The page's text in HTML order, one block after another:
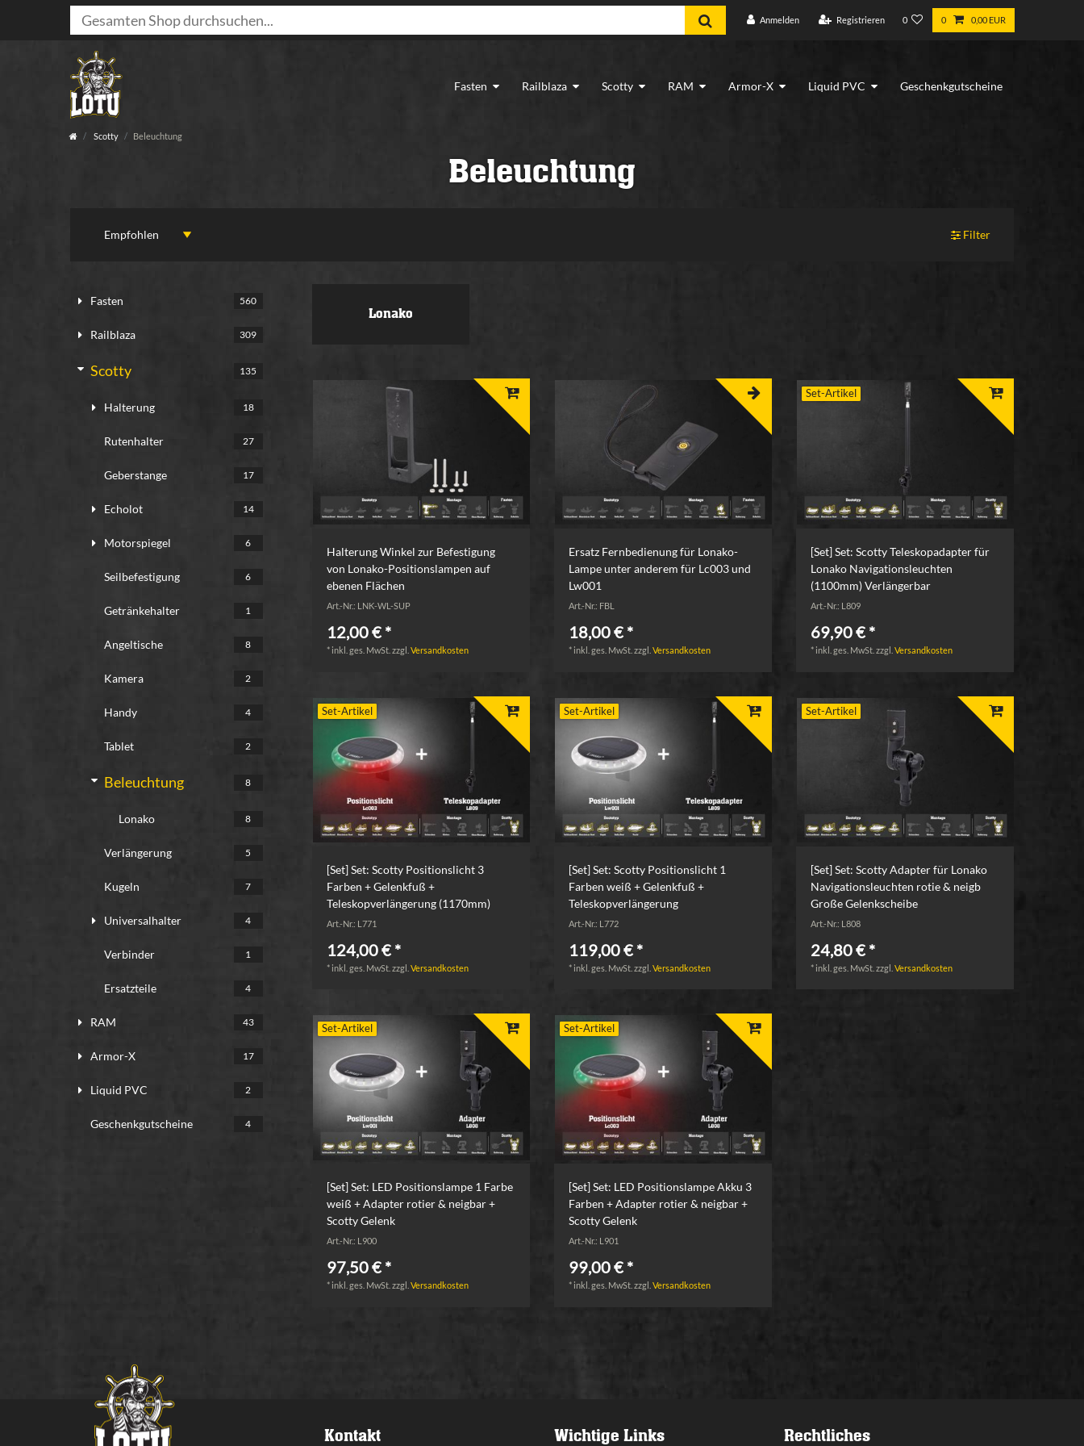
Anmelden Registrieren 0 0 0,00 EUR
Fasten Railblaza Scotty RAM Armor-X Liquid PVC Geschenkgutscheine
Scotty Beleuchtung
Beleuchtung
Filter
Fasten 560
Railblaza 309
Scotty 135
Halterung 18
Rutenhalter 27
Geberstange 17
Echolot 14
Motorspiegel 6
Seilbefestigung 6
Getränkehalter 1
Angeltische 8
Kamera 2
Handy 4
Tablet 2
Beleuchtung 8
Lonako 8
Verlängerung 5
Kugeln 7
Universalhalter 4
Verbinder 1
Ersatzteile 4
RAM 43
Armor-X 17
Liquid PVC 2
Geschenkgutscheine 4
Lonako
Halterung Winkel zur Befestigung
von Lonako-Positionslampen auf
ebenen Flächen
Art.-Nr.: LNK-WL-SUP
12,00 € *
* inkl. ges. MwSt. zzgl.Versandkosten
Ersatz Fernbedienung für Lonako-
Lampe unter anderem für Lc003 und
Lw001
Art.-Nr.: FBL
18,00 € *
* inkl. ges. MwSt. zzgl.Versandkosten
Set-Artikel
[Set] Set: Scotty Teleskopadapter für
Lonako Navigationsleuchten
(1100mm) Verlängerbar
Art.-Nr.: L809
69,90 € *
* inkl. ges. MwSt. zzgl.Versandkosten
Set-Artikel
[Set] Set: Scotty Positionslicht 3
Farben + Gelenkfuß +
Teleskopverlängerung (1170mm)
Art.-Nr.: L771
124,00 € *
* inkl. ges. MwSt. zzgl.Versandkosten
Set-Artikel
[Set] Set: Scotty Positionslicht 1
Farben weiß + Gelenkfuß +
Teleskopverlängerung
Art.-Nr.: L772
119,00 € *
* inkl. ges. MwSt. zzgl.Versandkosten
Set-Artikel
[Set] Set: Scotty Adapter für Lonako
Navigationsleuchten rotie & neigb
Große Gelenkscheibe
Art.-Nr.: L808
24,80 € *
* inkl. ges. MwSt. zzgl.Versandkosten
Set-Artikel
[Set] Set: LED Positionslampe 1 Farbe
weiß + Adapter rotier & neigbar +
Scotty Gelenk
Art.-Nr.: L900
97,50 € *
* inkl. ges. MwSt. zzgl.Versandkosten
Set-Artikel
[Set] Set: LED Positionslampe Akku 3
Farben + Adapter rotier & neigbar +
Scotty Gelenk
Art.-Nr.: L901
99,00 € *
* inkl. ges. MwSt. zzgl.Versandkosten
Kontakt Wichtige Links Rechtliches